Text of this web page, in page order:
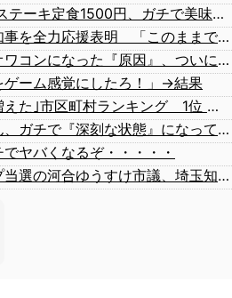
【極旨牛鉄板】 吉野家のステーキ定食1500円、ガチで美味そうｗｗｗ
小沢一郎氏、玉城デニー知事を全力応援表明 「このままでは勝てない」中道の態度を批判 玉城氏「小沢氏は政治の師匠」※中道は支援表明せず
【悲報】日本の盆踊りがオワコンになった『原因』、ついに判明する・・・・・
ゲーム感覚にしたろ！」→結果
「日本人が減り外国人が増えた｣市区町村ランキング 1位 大阪市、2位 横浜市、3位 名古屋市、4位 京都市、5位 埼玉県川口市
【衝撃】みんなで大家さん、ガチで『深刻な状態』になってしまう・・・・
ヤバくなるぞ・・・・・
歴代最多得票記録でトップ当選の河合ゆうすけ市議、埼玉知事選（来年８月）に立候補表明！「埼玉県の外国人問題を解決するには、知事選で保守の政治家が立ち上がるしかない」保守一本化を訴え